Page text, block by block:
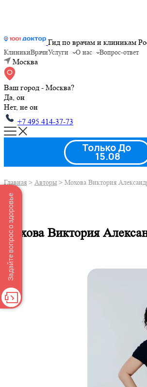
Гид по врачам и клиникам
КлиникиВрачиУслуги О нас Вопрос-ответ
Москва
Ваш город - Москва?
Да, он
Нет, не он
+7 495 414-37-73
Главная > Авторы > Мохова Виктория
Мохова Виктория
Только До
15.08
Задайте вопрос о здоровье